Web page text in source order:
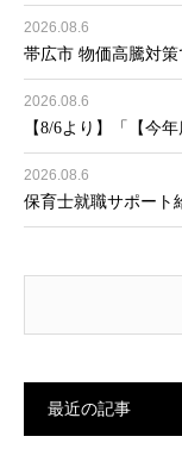
2026.08.6
帯広市 物価高騰対
2026.08.6
【8/6より】「【今
2026.08.6
保育士就職サポート
最近の記事